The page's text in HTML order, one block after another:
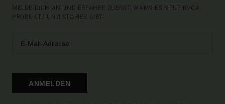
MELDE DICH AN UND ERFAHRE ZUERST, WANN ES NEUE RVCA
PRODUKTE UND STORIES GIBT.
ANMELDEN